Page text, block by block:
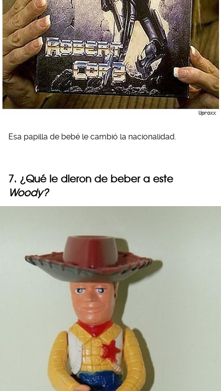
Esa papilla de bebé le cambió la nacionalidad.
7. ¿Qué le dieron de beber a este
Woody?